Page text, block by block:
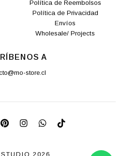
Política de Reembolsos
Política de Privacidad
Envíos
Wholesale/ Projects
A
store.cl
2026.